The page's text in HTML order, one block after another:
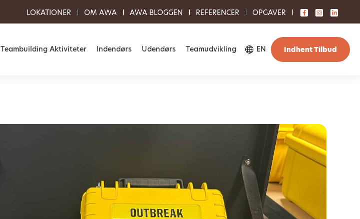
LOKATIONER OM AWA AWA BLOGGEN REFERENCER OPGAVER
Teambuilding Aktiviteter Indendørs Udendørs Teamudvikling EN Indhent Tilbud